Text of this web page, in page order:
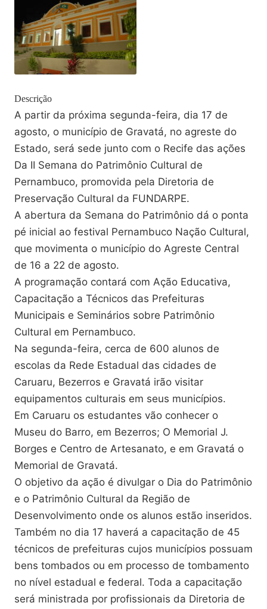
Descrição
A partir da próxima segunda-feira, dia 17 de
agosto, o município de Gravatá, no agreste do
Estado, será sede junto com o Recife das ações
Da II Semana do Patrimônio Cultural de
Pernambuco, promovida pela Diretoria de
Preservação Cultural da FUNDARPE.
A abertura da Semana do Patrimônio dá o ponta
pé inicial ao festival Pernambuco Nação Cultural,
que movimenta o município do Agreste Central
de 16 a 22 de agosto.
A programação contará com Ação Educativa,
Capacitação a Técnicos das Prefeituras
Municipais e Seminários sobre Patrimônio
Cultural em Pernambuco.
Na segunda-feira, cerca de 600 alunos de
escolas da Rede Estadual das cidades de
Caruaru, Bezerros e Gravatá irão visitar
equipamentos culturais em seus municípios.
Em Caruaru os estudantes vão conhecer o
Museu do Barro, em Bezerros; O Memorial J.
Borges e Centro de Artesanato, e em Gravatá o
Memorial de Gravatá.
O objetivo da ação é divulgar o Dia do Patrimônio
e o Patrimônio Cultural da Região de
Desenvolvimento onde os alunos estão inseridos.
Também no dia 17 haverá a capacitação de 45
técnicos de prefeituras cujos municípios possuam
bens tombados ou em processo de tombamento
no nível estadual e federal. Toda a capacitação
será ministrada por profissionais da Diretoria de